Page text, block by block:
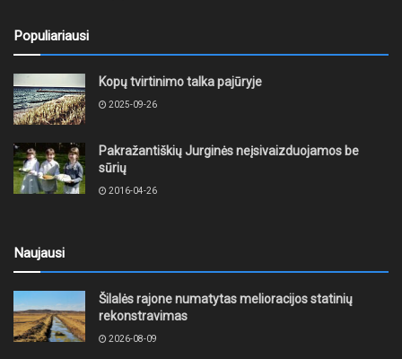
Populiariausi
Kopų tvirtinimo talka pajūryje
2025-09-26
Pakražantiškių Jurginės neįsivaizduojamos be
sūrių
2016-04-26
Naujausi
Šilalės rajone numatytas melioracijos statinių
rekonstravimas
2026-08-09